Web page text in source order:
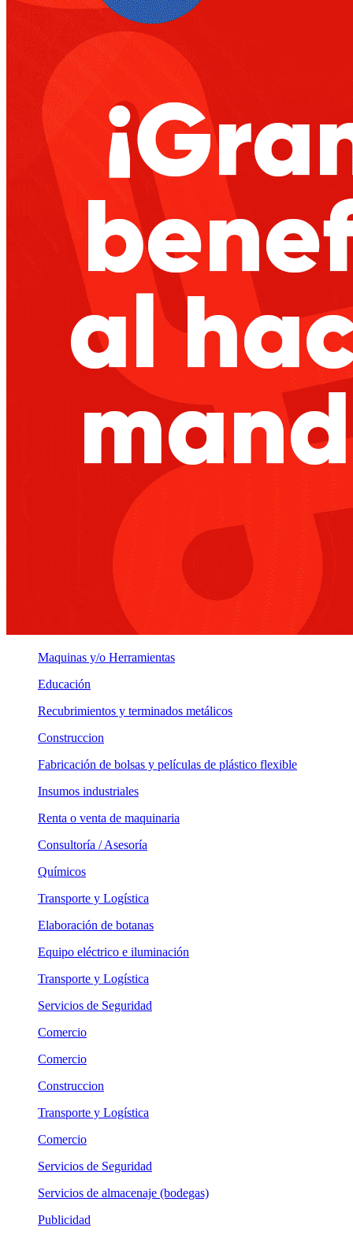
Maquinas y/o Herramientas
Educación
Recubrimientos y terminados metálicos
Construccion
Fabricación de bolsas y películas de plástico flexible
Insumos industriales
Renta o venta de maquinaria
Consultoría / Asesoría
Químicos
Transporte y Logística
Elaboración de botanas
Equipo eléctrico e iluminación
Transporte y Logística
Servicios de Seguridad
Comercio
Comercio
Construccion
Transporte y Logística
Comercio
Servicios de Seguridad
Servicios de almacenaje (bodegas)
Publicidad